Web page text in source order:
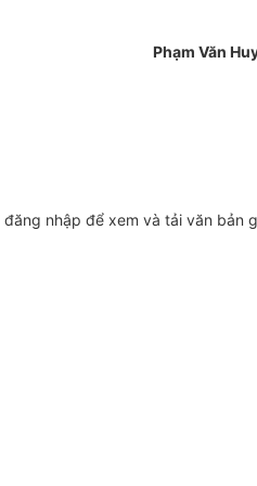
Phạm Văn
đăng nhập để xem và tải văn bản